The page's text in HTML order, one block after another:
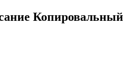
Копировальный